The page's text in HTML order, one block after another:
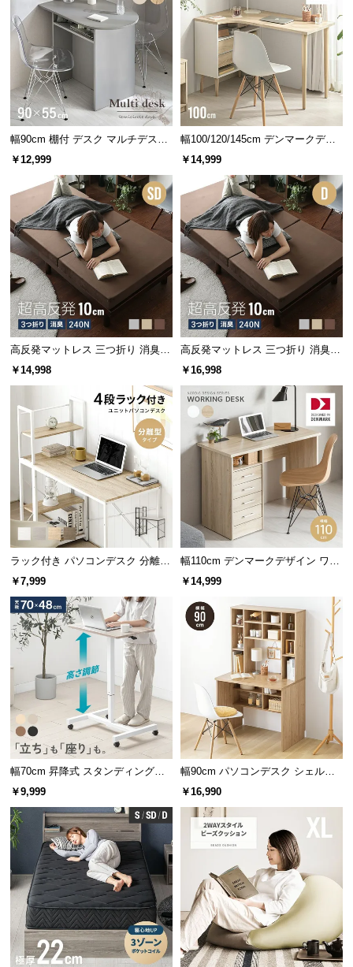
せ
ブ
ロ
企
業
情
報
パソコンなどの電化製品を複数設置する際も、オー
プンタイプであれば簡単に配線することができま
す。
スリムサイズの省スペース設計
横幅約65.1㎝とスリムなサイズ感で、家具の隙間な
ど省スペースにも設置可能です。
横幅 約65.1㎝
便利な収納スペース付き
デスク下やフレーム上部にはデスク周りをすっきり
とさせる収納付き。限られた空間を活かして快適な
幅90cm 棚付 デスク マルチデスク
ドレッサー
￥12,999
幅100/120/145cm デンマークデザ
イン ワークデスク
￥14,999
高反発マットレス 三つ折り 消臭
高密度ハード 厚さ10cm SD
￥14,998
高反発マットレス 三つ折り 消臭
高密度ハード 厚さ10cm D
￥16,998
ラック付き パソコンデスク 分離型
タイプ
￥7,999
幅110cm デンマークデザイン ワー
クデスク
￥14,999
幅70cm 昇降式 スタンディングデ
スク
￥9,999
幅90cm パソコンデスク シェルフ
付き
￥16,990